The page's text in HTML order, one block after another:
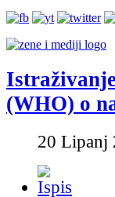
(WHO) o
20 Lipanj